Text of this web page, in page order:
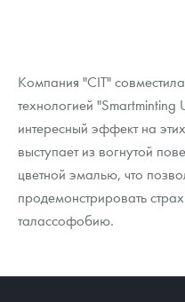
Компания "CIT"
технологией "Smartminting
интересный эффект на
выступает из вогнутой
цветной эмалью, что
продемонстрировать
талассофобию.